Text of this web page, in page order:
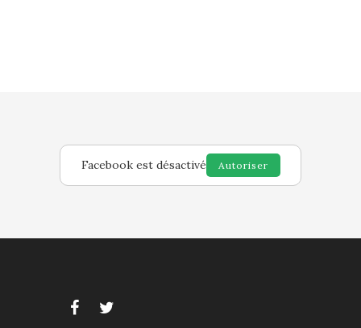
Facebook est désactivé Autoriser